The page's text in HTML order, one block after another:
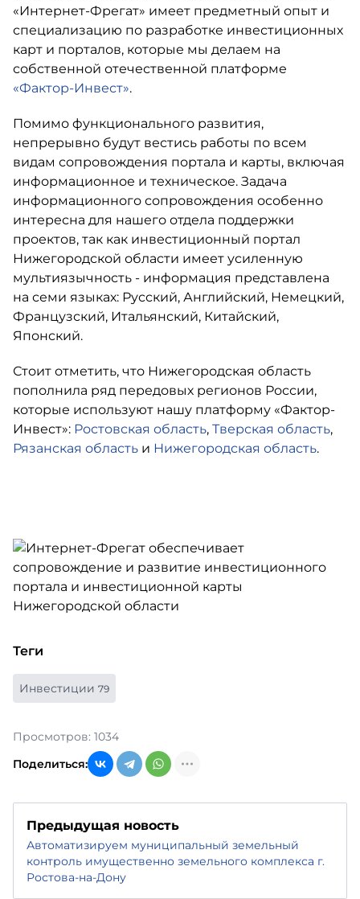
«Интернет-Фрегат» имеет предметный опыт и
специализацию по разработке инвестиционных
карт и порталов, которые мы делаем на
собственной отечественной платформе
«Фактор-Инвест».
Помимо функционального развития,
непрерывно будут вестись работы по всем
видам сопровождения портала и карты, включая
информационное и техническое. Задача
информационного сопровождения особенно
интересна для нашего отдела поддержки
проектов, так как инвестиционный портал
Нижегородской области имеет усиленную
мультиязычность - информация представлена
на семи языках: Русский, Английский, Немецкий,
Французский, Итальянский, Китайский,
Японский.
Стоит отметить, что Нижегородская область
пополнила ряд передовых регионов России,
которые используют нашу платформу «Фактор-
Инвест»: Ростовская область, Тверская область,
Рязанская область и Нижегородская область.
Теги
Инвестиции 79
Просмотров: 1034
Поделиться:
Предыдущая новость
Автоматизируем муниципальный земельный
контроль имущественно земельного комплекса г.
Ростова-на-Дону